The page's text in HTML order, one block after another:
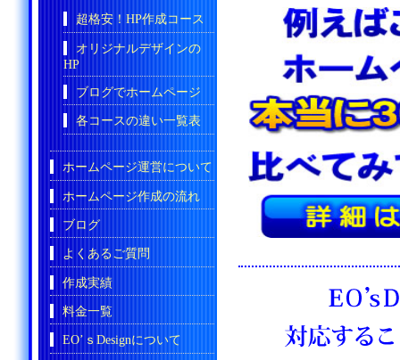
超格安！HP作成コース
オリジナルデザインの
HP
ブログでホームページ
各コースの違い一覧表
ホームページ運営について
ホームページ作成の流れ
ブログ
よくあるご質問
作成実績
料金一覧
EO’ｓDesignについて